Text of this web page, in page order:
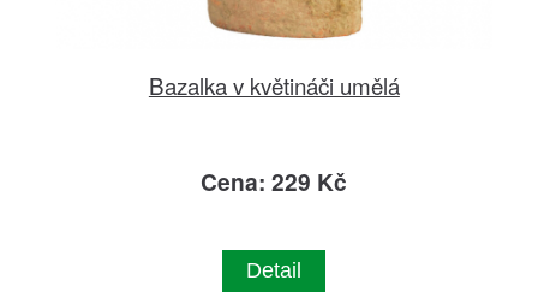
Bazalka v květináči umělá
Cena: 229 Kč
Detail